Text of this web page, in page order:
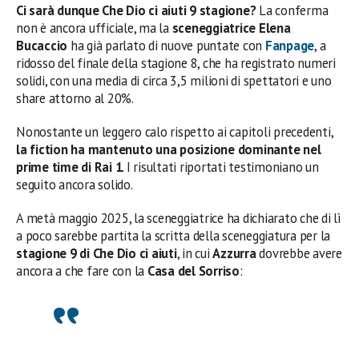
Ci sarà dunque Che Dio ci aiuti 9 stagione?La conferma
non è ancora ufficiale, ma la sceneggiatrice Elena
Bucaccio ha già parlato di nuove puntate con Fanpage, a
ridosso del finale della stagione 8, che ha registrato numeri
solidi, con una media di circa 3,5 milioni di spettatori e uno
share attorno al 20%.
Nonostante un leggero calo rispetto ai capitoli precedenti,
la fiction ha mantenuto una posizione dominante nel
prime time di Rai 1. I risultati riportati testimoniano un
seguito ancora solido.
A metà maggio 2025, la sceneggiatrice ha dichiarato che di lì
a poco sarebbe partita la scritta della sceneggiatura per la
stagione 9 di Che Dio ci aiuti, in cuiAzzurradovrebbe avere
ancora a che fare con la Casa del Sorriso: